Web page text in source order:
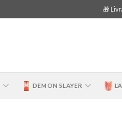
🎁
DEMON SLAYER